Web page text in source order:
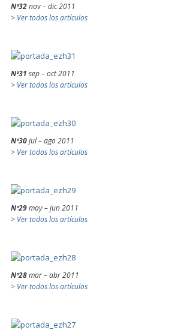
Nº32nov – dic 2011
> Ver todos los artículos
Nº31 sep – oct 2011
> Ver todos los artículos
Nº30jul – ago 2011
> Ver todos los artículos
Nº29may – jun 2011
> Ver todos los artículos
Nº28mar – abr 2011
> Ver todos los artículos